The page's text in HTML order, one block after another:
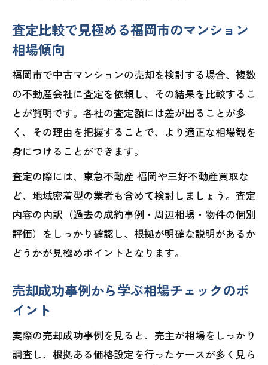
査定比較で見極める福岡市のマンション
相場傾向
福岡市で中古マンションの売却を検討する場合、複数
の不動産会社に査定を依頼し、その結果を比較するこ
とが賢明です。各社の査定額には差が出ることが多
く、その理由を把握することで、より適正な相場観を
身につけることができます。
査定の際には、東急不動産 福岡や三好不動産買取な
ど、地域密着型の業者も含めて検討しましょう。査定
内容の内訳（過去の成約事例・周辺相場・物件の個別
評価）をしっかり確認し、根拠が明確な説明があるか
どうかが見極めポイントとなります。
売却成功事例から学ぶ相場チェックのポ
イント
実際の売却成功事例を見ると、売主が相場をしっかり
調査し、根拠ある価格設定を行ったケースが多く見ら